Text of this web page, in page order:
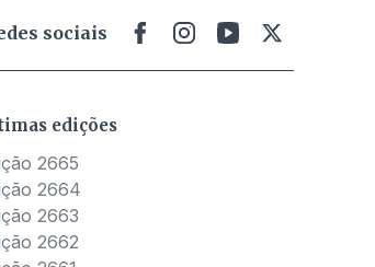
sociais
edições
2665
2664
2663
2662